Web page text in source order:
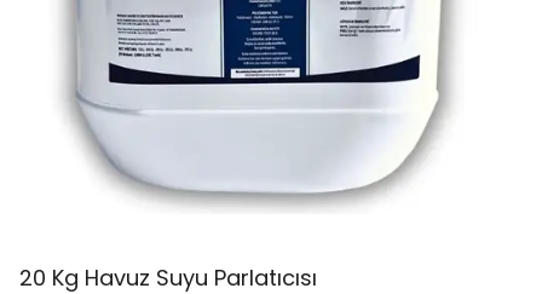
20 Kg Havuz Suyu Parlatıcısı